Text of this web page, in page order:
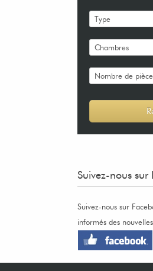
Suivez-nous sur
Suivez-nous sur
informés des